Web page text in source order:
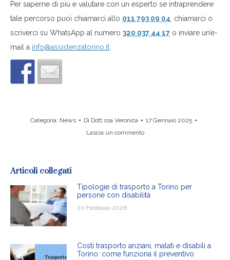
Per saperne di più e valutare con un esperto se intraprendere
tale percorso puoi chiamarci allo 011 793 09 04 , chiamarci o
scriverci su WhatsApp al numero 320 037 44 17 o inviare un’e-
mail a info@assistenzatorino.it
Categoria: News Di Dott.ssa Veronica
17 Gennaio 2025
Lascia un commento
Articoli collegati
Tipologie di trasporto a Torino per
persone con disabilità
20 Febbraio 2026
Costi trasporto anziani, malati e disabili a
Torino: come funziona il preventivo